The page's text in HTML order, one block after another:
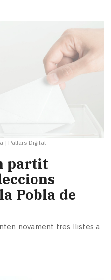
| Pallars Digital
partit
Pobla de
novament tres llistes a